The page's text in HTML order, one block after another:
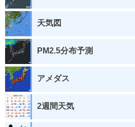
天気図
PM2.5分布予測
アメダス
2週間天気